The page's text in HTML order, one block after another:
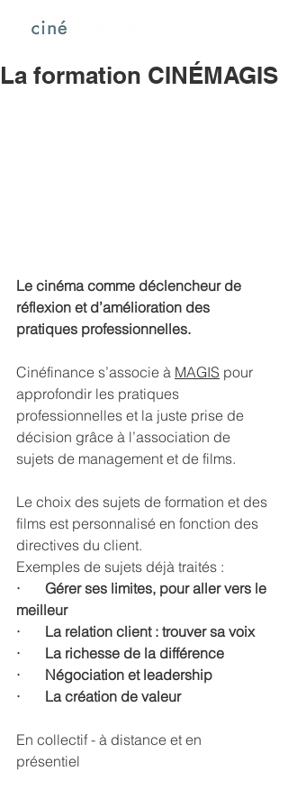
La formation CINÉMAGIS
Le cinéma comme déclencheur de
réflexion et d’amélioration des
pratiques professionnelles.
Cinéfinance s’associe à MAGIS pour
approfondir les pratiques
professionnelles et la juste prise de
décision grâce à l’association de
sujets de management et de films.
Le choix des sujets de formation et des
films est personnalisé en fonction des
directives du client.
Exemples de sujets déjà traités :
·       Gérer ses limites, pour aller vers le
meilleur
·       La relation client : trouver sa voix
·       La richesse de la différence
·       Négociation et leadership
·       La création de valeur
En collectif - à distance et en
présentiel